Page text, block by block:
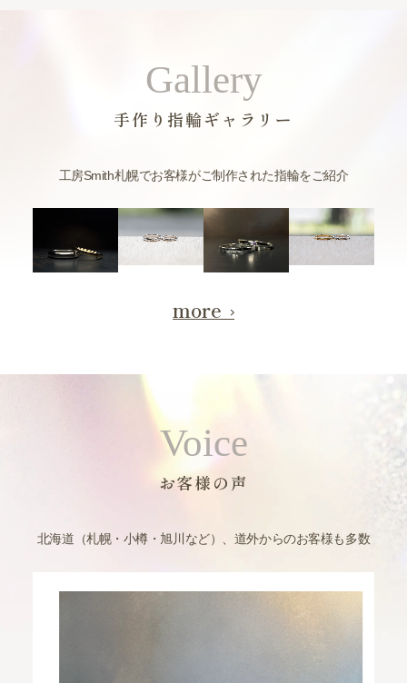
Gallery
手作り指輪ギャラリー
工房Smith札幌でお客様がご制作された指輪をご紹介
more
Voice
お客様の声
北海道（札幌・小樽・旭川など）、道外からのお客様も多数